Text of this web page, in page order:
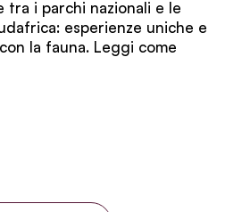
tra i parchi nazionali e le
esperienze uniche e
la fauna. Leggi come